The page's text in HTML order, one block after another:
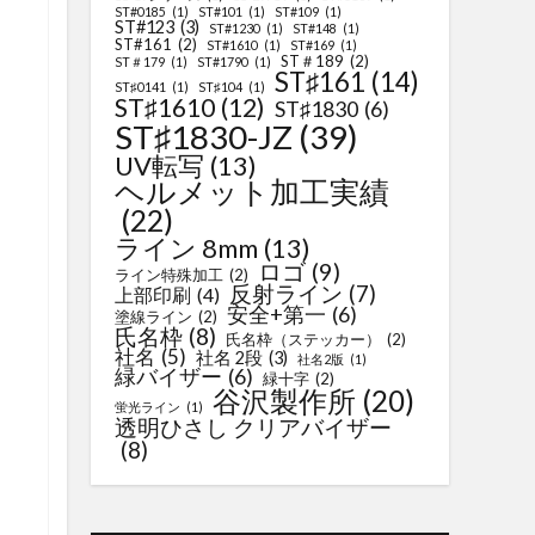
ST#0185 (1) ST#101 (1) ST#109 (1)
ST#123 (3) ST#1230 (1) ST#148 (1)
ST#161 (2) ST#1610 (1) ST#169 (1)
ST＃179 (1) ST#1790 (1) ST＃189 (2)
ST♯0141 (1) ST♯104 (1) ST♯161 (14)
ST♯1610 (12) ST♯1830 (6)
ST♯1830-JZ (39)
UV転写 (13)
ヘルメット加工実績
(22)
ライン 8mm (13)
ライン特殊加工 (2) ロゴ (9)
上部印刷 (4) 反射ライン (7)
塗線ライン (2) 安全+第一 (6)
氏名枠 (8) 氏名枠（ステッカー） (2)
社名 (5) 社名 2段 (3) 社名2版 (1)
緑バイザー (6) 緑十字 (2)
蛍光ライン (1) 谷沢製作所 (20)
透明ひさし クリアバイザー
(8)